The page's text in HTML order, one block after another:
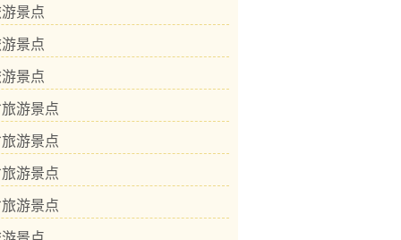
景点
景点
景点
游景点
游景点
游景点
游景点